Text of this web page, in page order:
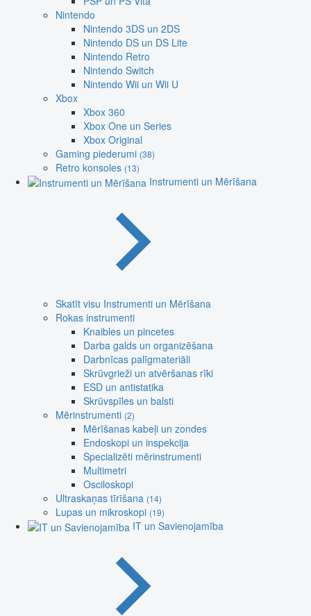
Nintendo
Nintendo 3DS un 2DS
Nintendo DS un DS Lite
Nintendo Retro
Nintendo Switch
Nintendo Wii un Wii U
Xbox
Xbox 360
Xbox One un Series
Xbox Original
Gaming piederumi (38)
Retro konsoles (13)
Instrumenti un Mērīšana
Skatīt visu Instrumenti un Mērīšana
Rokas instrumenti
Knaibles un pincetes
Darba galds un organizēšana
Darbnīcas palīgmateriāli
Skrūvgrieži un atvēršanas rīki
ESD un antistatika
Skrūvspīles un balsti
Mērinstrumenti (2)
Mērīšanas kabeļi un zondes
Endoskopi un inspekcija
Specializēti mērinstrumenti
Multimetri
Osciloskopi
Ultraskaņas tīrīšana (14)
Lupas un mikroskopi (19)
IT un Savienojamība